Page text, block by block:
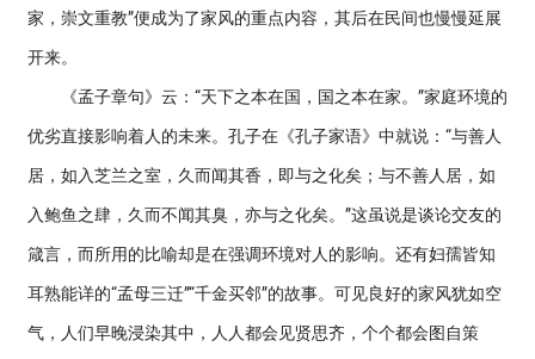
家，崇文重教”便成为了家风的重点内容，其后在民间也慢慢延展
开来。
《孟子章句》云：“天下之本在国，国之本在家。”家庭环境的
优劣直接影响着人的未来。孔子在《孔子家语》中就说：“与善人
居，如入芝兰之室，久而闻其香，即与之化矣；与不善人居，如
入鲍鱼之肆，久而不闻其臭，亦与之化矣。”这虽说是谈论交友的
箴言，而所用的比喻却是在强调环境对人的影响。还有妇孺皆知
耳熟能详的“孟母三迁”“千金买邻”的故事。可见良好的家风犹如空
气，人们早晚浸染其中，人人都会见贤思齐，个个都会图自策